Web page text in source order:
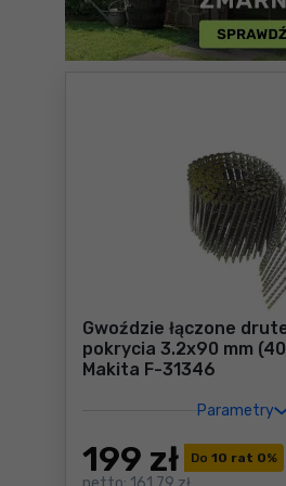
Gwoździe łączone
pokrycia 3.2x90 mm
Makita F-31346
Parametry
Do 10 rat 0%
199 zł